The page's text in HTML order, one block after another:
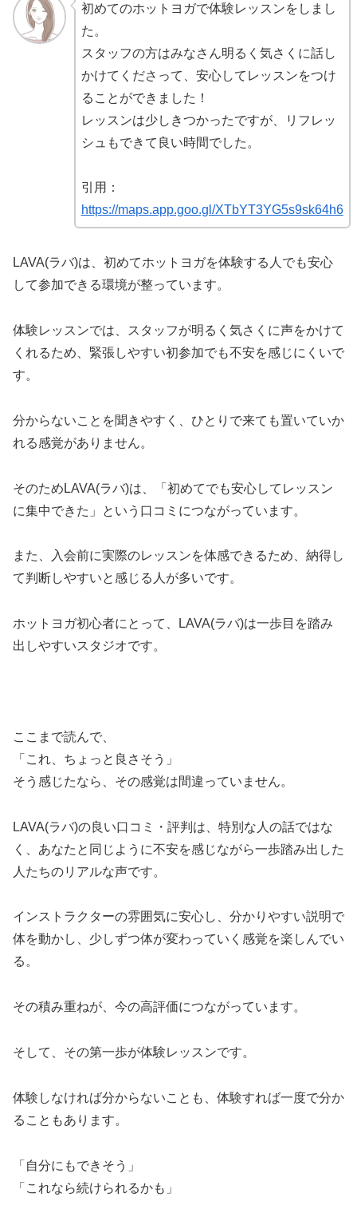
初めてのホットヨガで体験レッスンをしまし
た。
スタッフの方はみなさん明るく気さくに話し
かけてくださって、安心してレッスンをつけ
ることができました！
レッスンは少しきつかったですが、リフレッ
シュもできて良い時間でした。
引用：
https://maps.app.goo.gl/XTbYT3YG5s9sk64h6
LAVA(ラバ)は、初めてホットヨガを体験する人でも安心
して参加できる環境が整っています。
体験レッスンでは、スタッフが明るく気さくに声をかけて
くれるため、緊張しやすい初参加でも不安を感じにくいで
す。
分からないことを聞きやすく、ひとりで来ても置いていか
れる感覚がありません。
そのためLAVA(ラバ)は、「初めてでも安心してレッスン
に集中できた」という口コミにつながっています。
また、入会前に実際のレッスンを体感できるため、納得し
て判断しやすいと感じる人が多いです。
ホットヨガ初心者にとって、LAVA(ラバ)は一歩目を踏み
出しやすいスタジオです。
ここまで読んで、
「これ、ちょっと良さそう」
そう感じたなら、その感覚は間違っていません。
LAVA(ラバ)の良い口コミ・評判は、特別な人の話ではな
く、あなたと同じように不安を感じながら一歩踏み出した
人たちのリアルな声です。
インストラクターの雰囲気に安心し、分かりやすい説明で
体を動かし、少しずつ体が変わっていく感覚を楽しんでい
る。
その積み重ねが、今の高評価につながっています。
そして、その第一歩が体験レッスンです。
体験しなければ分からないことも、体験すれば一度で分か
ることもあります。
「自分にもできそう」
「これなら続けられるかも」